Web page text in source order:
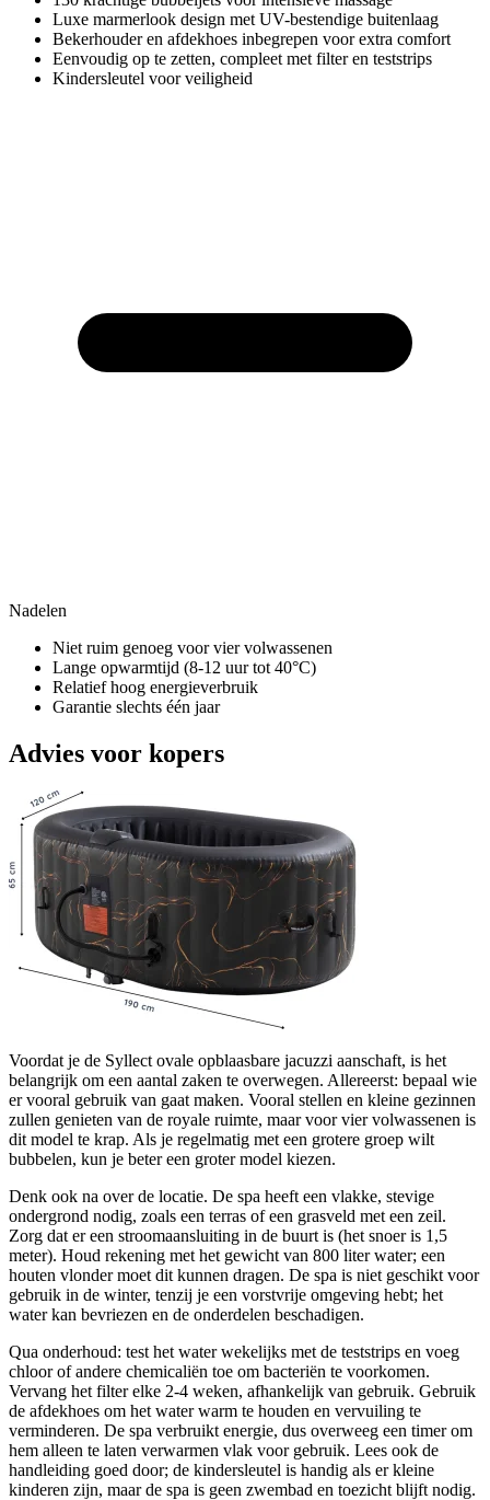
Luxe marmerlook design met UV-bestendige buitenlaag
Bekerhouder en afdekhoes inbegrepen voor extra comfort
Eenvoudig op te zetten, compleet met filter en teststrips
Kindersleutel voor veiligheid
Nadelen
Niet ruim genoeg voor vier volwassenen
Lange opwarmtijd (8-12 uur tot 40°C)
Relatief hoog energieverbruik
Garantie slechts één jaar
Advies voor kopers
Voordat je de Syllect ovale opblaasbare jacuzzi aanschaft, is het
belangrijk om een aantal zaken te overwegen. Allereerst: bepaal wie
er vooral gebruik van gaat maken. Vooral stellen en kleine gezinnen
zullen genieten van de royale ruimte, maar voor vier volwassenen is
dit model te krap. Als je regelmatig met een grotere groep wilt
bubbelen, kun je beter een groter model kiezen.
Denk ook na over de locatie. De spa heeft een vlakke, stevige
ondergrond nodig, zoals een terras of een grasveld met een zeil.
Zorg dat er een stroomaansluiting in de buurt is (het snoer is 1,5
meter). Houd rekening met het gewicht van 800 liter water; een
houten vlonder moet dit kunnen dragen. De spa is niet geschikt voor
gebruik in de winter, tenzij je een vorstvrije omgeving hebt; het
water kan bevriezen en de onderdelen beschadigen.
Qua onderhoud: test het water wekelijks met de teststrips en voeg
chloor of andere chemicaliën toe om bacteriën te voorkomen.
Vervang het filter elke 2-4 weken, afhankelijk van gebruik. Gebruik
de afdekhoes om het water warm te houden en vervuiling te
verminderen. De spa verbruikt energie, dus overweeg een timer om
hem alleen te laten verwarmen vlak voor gebruik. Lees ook de
handleiding goed door; de kindersleutel is handig als er kleine
kinderen zijn, maar de spa is geen zwembad en toezicht blijft nodig.